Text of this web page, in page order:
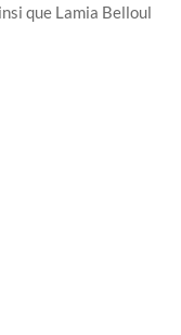
que Lamia Belloul